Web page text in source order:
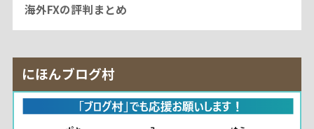
海外FXの評判まとめ
にほんブログ村